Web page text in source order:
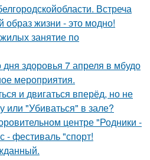
Встреча
жизни - это модно!
занятие по
здоровья 7 апреля в мбудо
мероприятия.
и двигаться вперёд, но не
или "Убиваться" в зале?
центре "Родники -
- фестиваль "спорт!